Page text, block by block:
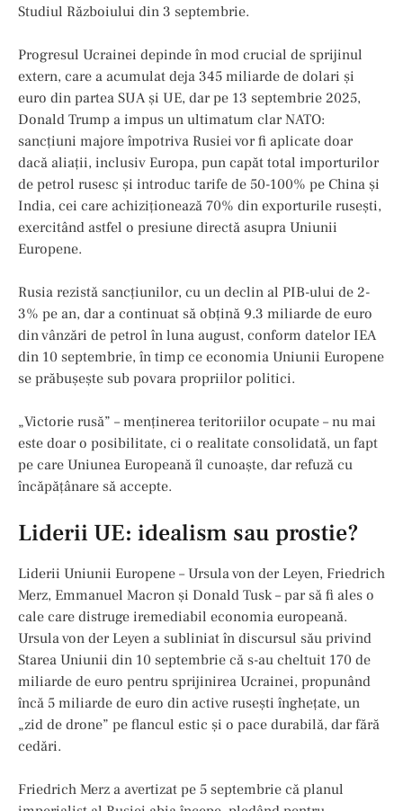
Studiul Războiului din 3 septembrie.
Progresul Ucrainei depinde în mod crucial de sprijinul
extern, care a acumulat deja 345 miliarde de dolari și
euro din partea SUA și UE, dar pe 13 septembrie 2025,
Donald Trump a impus un ultimatum clar NATO:
sancțiuni majore împotriva Rusiei vor fi aplicate doar
dacă aliații, inclusiv Europa, pun capăt total importurilor
de petrol rusesc și introduc tarife de 50-100% pe China și
India, cei care achiziționează 70% din exporturile rusești,
exercitând astfel o presiune directă asupra Uniunii
Europene.
Rusia rezistă sancțiunilor, cu un declin al PIB-ului de 2-
3% pe an, dar a continuat să obțină 9.3 miliarde de euro
din vânzări de petrol în luna august, conform datelor IEA
din 10 septembrie, în timp ce economia Uniunii Europene
se prăbușește sub povara propriilor politici.
„Victorie rusă” – menținerea teritoriilor ocupate – nu mai
este doar o posibilitate, ci o realitate consolidată, un fapt
pe care Uniunea Europeană îl cunoaște, dar refuză cu
încăpățânare să accepte.
Liderii UE: idealism sau prostie?
Liderii Uniunii Europene – Ursula von der Leyen, Friedrich
Merz, Emmanuel Macron și Donald Tusk – par să fi ales o
cale care distruge iremediabil economia europeană.
Ursula von der Leyen a subliniat în discursul său privind
Starea Uniunii din 10 septembrie că s-au cheltuit 170 de
miliarde de euro pentru sprijinirea Ucrainei, propunând
încă 5 miliarde de euro din active rusești înghețate, un
„zid de drone” pe flancul estic și o pace durabilă, dar fără
cedări.
Friedrich Merz a avertizat pe 5 septembrie că planul